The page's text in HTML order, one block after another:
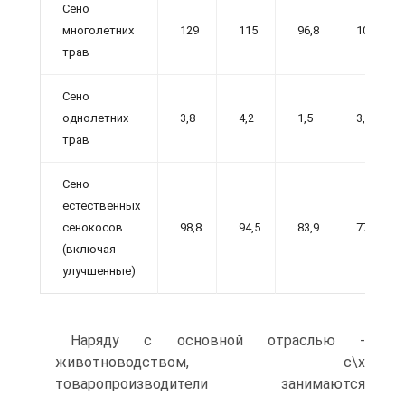
Сено
многолетних
трав
129 115 96,8 103
Сено
однолетних
трав
3,8 4,2 1,5 3,9
Сено
естественных
сенокосов
(включая
улучшенные)
98,8 94,5 83,9 77
Наряду с основной отраслью -
животноводством, с\х
товаропроизводители занимаются